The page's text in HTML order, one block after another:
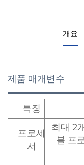
개요
제품 매개변수
특징
프로세
서
최대 2
블 프